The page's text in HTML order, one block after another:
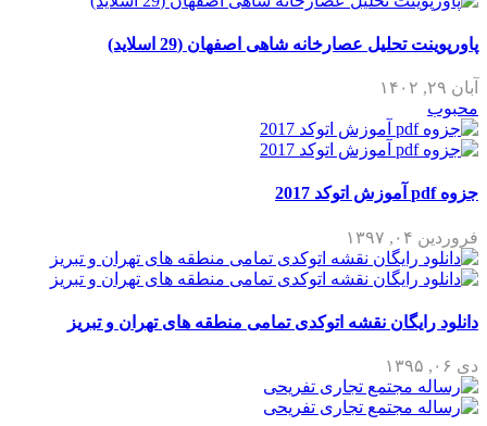
پاورپوینت تحلیل عصارخانه شاهی اصفهان (29 اسلاید)
آبان ۲۹, ۱۴۰۲
محبوب
جزوه pdf آموزش اتوکد 2017
فروردین ۰۴, ۱۳۹۷
دانلود رایگان نقشه اتوکدی تمامی منطقه های تهران و تبریز
دی ۰۶, ۱۳۹۵